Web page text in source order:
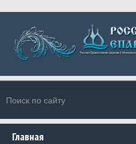
Главная